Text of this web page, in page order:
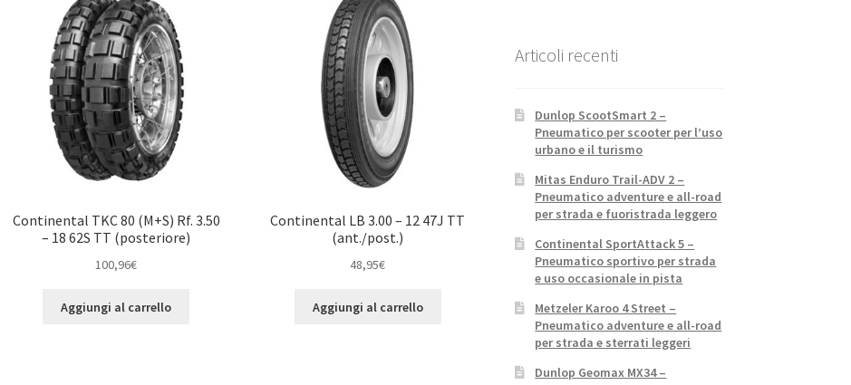
Continental TKC 80 (M+S) Rf. 3.50
– 18 62S TT (posteriore)
100,96€
Aggiungi al carrello
Continental LB 3.00 – 12 47J TT
(ant./post.)
48,95€
Aggiungi al carrello
Articoli recenti
Dunlop ScootSmart 2 –
Pneumatico per scooter per l’uso
urbano e il turismo
Mitas Enduro Trail-ADV 2 –
Pneumatico adventure e all-road
per strada e fuoristrada leggero
Continental SportAttack 5 –
Pneumatico sportivo per strada
e uso occasionale in pista
Metzeler Karoo 4 Street –
Pneumatico adventure e all-road
per strada e sterrati leggeri
Dunlop Geomax MX34 –